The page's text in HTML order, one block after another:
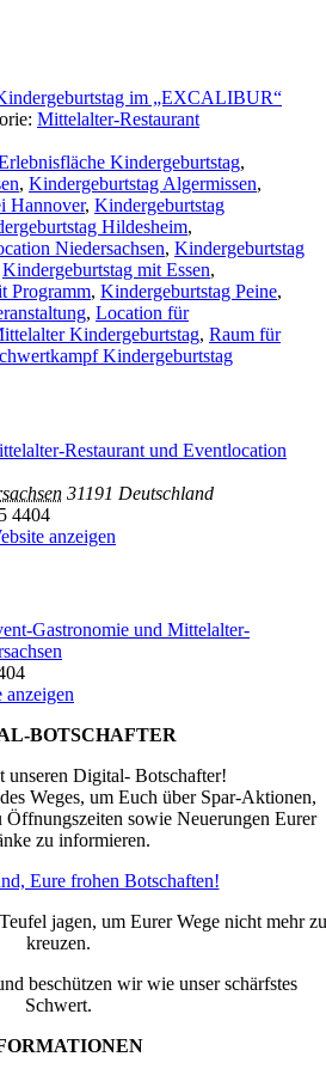
im „EXCALIBUR“
Mittelalter-Restaurant
Kindergeburtstag,
, Kindergeburtstag Algermissen,
Hannover, Kindergeburtstag
Hildesheim,
Niedersachsen, Kindergeburtstag
Kindergeburtstag mit Essen,
Programm, Kindergeburtstag Peine,
, Location für
Kindergeburtstag, Raum für
Kindergeburtstag
Restaurant und Eventlocation
31191 Deutschland
4404
anzeigen
Gastronomie und Mittelalter-
anzeigen
BOTSCHAFTER
unseren Digital- Botschafter!
Weges, um Euch über Spar-Aktionen,
sowie Neuerungen Eurer
zu informieren.
Eure frohen Botschaften!
jagen, um Eurer Wege nicht mehr zu
kreuzen.
beschützen wir wie unser schärfstes
Schwert.